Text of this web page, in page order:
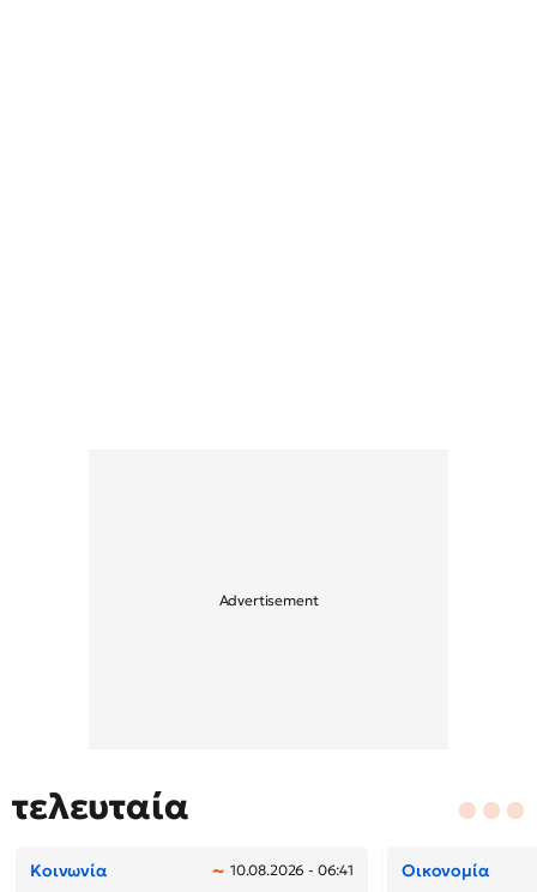
τελευταία
Κοινωνία 10.08.2026 - 06:41 Οικονομία